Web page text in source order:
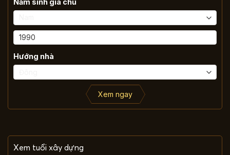
Năm sinh gia chủ
Hướng nhà
Xem ngay
Xem tuổi xây dựng